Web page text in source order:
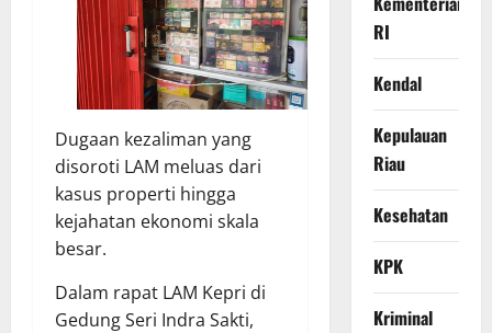
Dugaan kezaliman yang
disoroti LAM meluas dari
kasus properti hingga
kejahatan ekonomi skala
besar.
Dalam rapat LAM Kepri di
Gedung Seri Indra Sakti,
RI
Kendal
Kepulauan
Riau
Kesehatan
KPK
Kriminal